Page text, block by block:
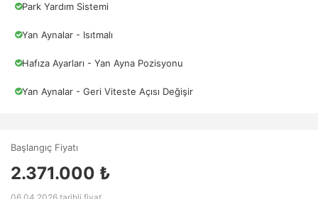
Park Yardım Sistemi
Yan Aynalar - Isıtmalı
Hafıza Ayarları - Yan Ayna Pozisyonu
Yan Aynalar - Geri Viteste Açısı Değişir
Başlangıç Fiyatı
2.371.000 ₺